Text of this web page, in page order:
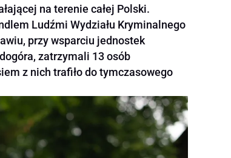
na terenie całej Polski.
Ludźmi Wydziału Kryminalnego
przy wsparciu jednostek
zatrzymali 13 osób
z nich trafiło do tymczasowego